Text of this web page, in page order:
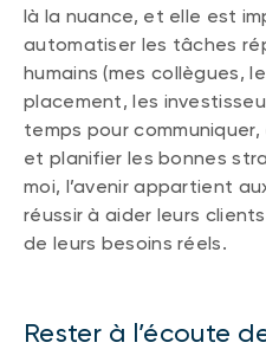
là la nuance, et elle est
automatiser les tâches
humains (mes collègues,
placement, les
temps pour
et planifier les bonnes
moi, l’avenir appartient
réussir à aider leurs
de leurs besoins réels.
Rester à l’écoute